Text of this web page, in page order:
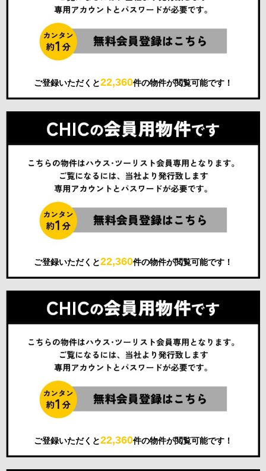
ご登録いただくと22,360件の物件が閲覧可能です！
ご登録いただくと22,360件の物件が閲覧可能です！
ご登録いただくと22,360件の物件が閲覧可能です！